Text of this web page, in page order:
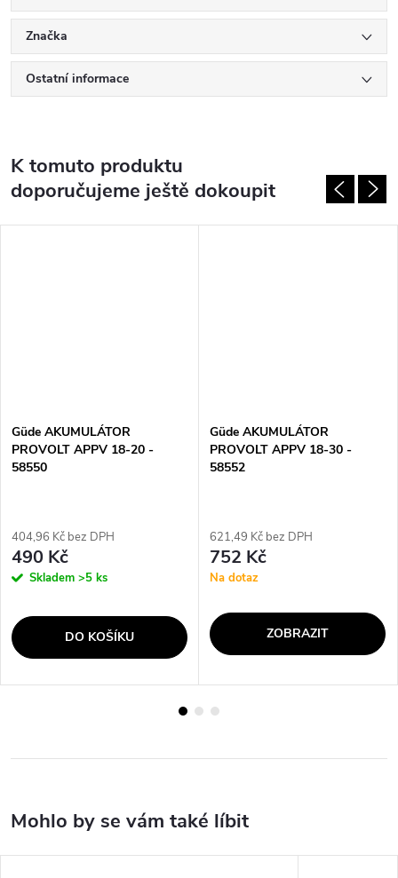
Značka
Ostatní informace
K tomuto produktu
doporučujeme ještě dokoupit
Güde AKUMULÁTOR
PROVOLT APPV 18-20 -
58550
404,96 Kč bez DPH
490 Kč
Skladem >5 ks
DO KOŠÍKU
Güde AKUMULÁTOR
PROVOLT APPV 18-30 -
58552
621,49 Kč bez DPH
752 Kč
Na dotaz
ZOBRAZIT